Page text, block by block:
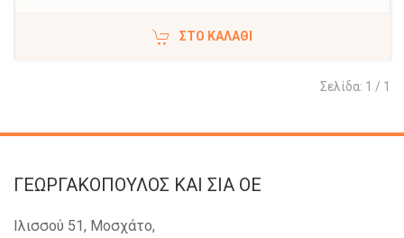
ΣΤΟ ΚΑΛΆΘΙ
Σελίδα: 1 / 1
ΓΕΩΡΓΑΚΟΠΟΥΛΟΣ KAI ΣΙΑ OE
Ιλισσού 51, Μοσχάτο,